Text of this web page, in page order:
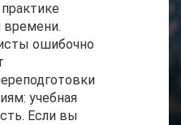
времени.
ошибочно
учебная
Если вы